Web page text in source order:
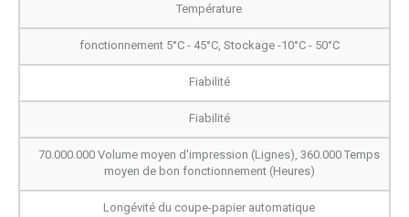
Température
fonctionnement 5°C - 45°C, Stockage -10°C - 50°C
Fiabilité
Fiabilité
70.000.000 Volume moyen d'impression (Lignes), 360.000 Temps
moyen de bon fonctionnement (Heures)
Longévité du coupe-papier automatique